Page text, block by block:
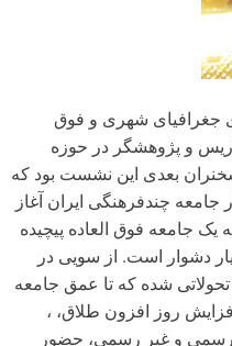
جغرافیای شهری و فوق
و پژوهشگر در حوزه
بعدی این نشست بود که
جامعه چندفرهنگی ایران آغاز
یک جامعه فوق العاده پیچیده
دشوار است. از سویی در
شده که تا عمق جامعه
روز افزون طلاق، ،
رسمی و غیر رسمی، حضور